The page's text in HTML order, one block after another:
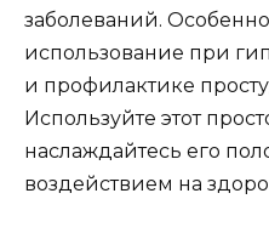
заболеваний.
использование при
и профилактике
Используйте этот
наслаждайтесь его
воздействием на